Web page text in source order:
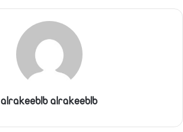
alrakeeblb alrakeeblb